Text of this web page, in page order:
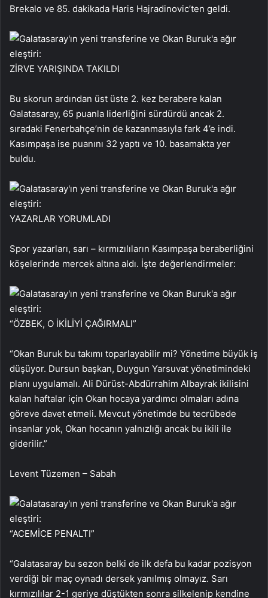
Brekalo ve 85. dakikada Haris Hajradinovic’ten geldi.
ZİRVE YARIŞINDA TAKILDI
Bu skorun ardından üst üste 2. kez berabere kalan
Galatasaray, 65 puanla liderliğini sürdürdü ancak 2.
sıradaki Fenerbahçe’nin de kazanmasıyla fark 4’e indi.
Kasımpaşa ise puanını 32 yaptı ve 10. basamakta yer
buldu.
YAZARLAR YORUMLADI
Spor yazarları, sarı – kırmızılıların Kasımpaşa beraberliğini
köşelerinde mercek altına aldı. İşte değerlendirmeler:
“ÖZBEK, O İKİLİYİ ÇAĞIRMALI”
“Okan Buruk bu takımı toparlayabilir mi? Yönetime büyük iş
düşüyor. Dursun başkan, Duygun Yarsuvat yönetimindeki
planı uygulamalı. Ali Dürüst-Abdürrahim Albayrak ikilisini
kalan haftalar için Okan hocaya yardımcı olmaları adına
göreve davet etmeli. Mevcut yönetimde bu tecrübede
insanlar yok, Okan hocanın yalnızlığı ancak bu ikili ile
giderilir.”
Levent Tüzemen – Sabah
“ACEMİCE PENALTI”
“Galatasaray bu sezon belki de ilk defa bu kadar pozisyon
verdiği bir maç oynadı dersek yanılmış olmayız. Sarı
kırmızılılar 2-1 geriye düştükten sonra silkelenip kendine